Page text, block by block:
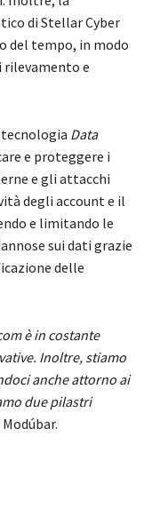
di Stellar Cyber
del tempo, in modo
rilevamento e
tecnologia Data
e proteggere i
e gli attacchi
degli account e il
e limitando le
sui dati grazie
delle
è in costante
Inoltre, stiamo
anche attorno ai
due pilastri